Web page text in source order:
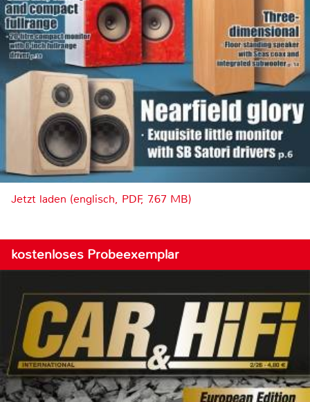
Jetzt laden (englisch, PDF, 7.67 MB)
kostenloses Probeexemplar